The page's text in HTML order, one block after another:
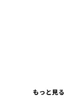
もっと見る